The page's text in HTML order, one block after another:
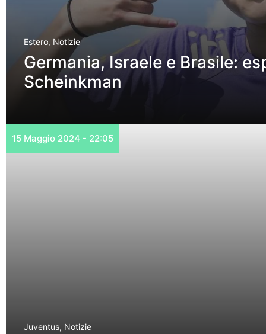
Estero, Notizie
Germania, Israele e Brasile:
Scheinkman
15 Maggio 2024 - 22:05
Juventus, Notizie